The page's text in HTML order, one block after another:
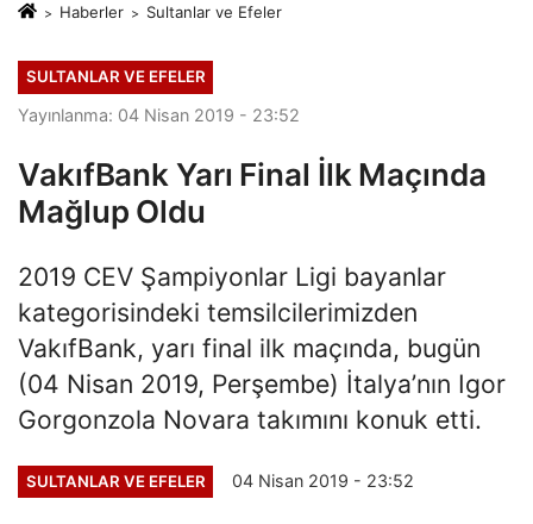
Haberler Sultanlar ve Efeler
SULTANLAR VE EFELER
Yayınlanma: 04 Nisan 2019 - 23:52
VakıfBank Yarı Final İlk Maçında
Mağlup Oldu
2019 CEV Şampiyonlar Ligi bayanlar
kategorisindeki temsilcilerimizden
VakıfBank, yarı final ilk maçında, bugün
(04 Nisan 2019, Perşembe) İtalya’nın Igor
Gorgonzola Novara takımını konuk etti.
SULTANLAR VE EFELER 04 Nisan 2019 - 23:52